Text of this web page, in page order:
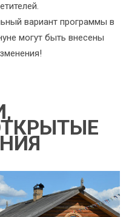
вариант программы в
могут быть внесены